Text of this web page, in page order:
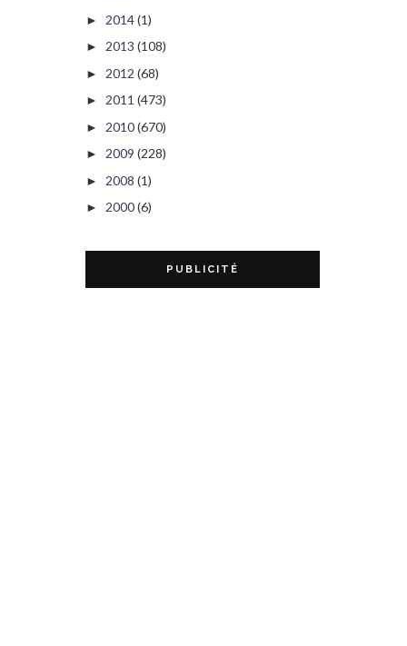
► 2014(1)
► 2013 (108)
► 2012 (68)
► 2011 (473)
► 2010(670)
► 2009 (228)
► 2008 (1)
► 2000(6)
PUBLICITÉ